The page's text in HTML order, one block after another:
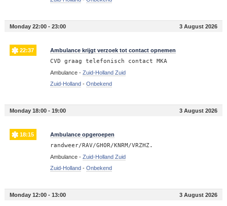
Monday 22:00 - 23:00 3 August 2026
22:37 Ambulance krijgt verzoek tot contact opnemen
CVD graag telefonisch contact MKA
Ambulance - Zuid-Holland Zuid
Zuid-Holland - Onbekend
Monday 18:00 - 19:00 3 August 2026
18:15 Ambulance opgeroepen
randweer/RAV/GHOR/KNRM/VRZHZ.
Ambulance - Zuid-Holland Zuid
Zuid-Holland - Onbekend
Monday 12:00 - 13:00 3 August 2026